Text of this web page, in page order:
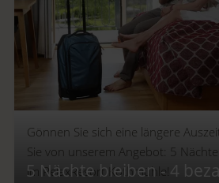
5 Nächte bleiben - 4
Gönnen Sie sich eine längere
Sie von unserem Angebot: 5
im RelaxResort Kothmühle!